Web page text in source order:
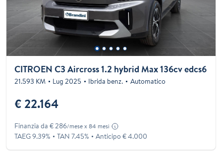
CITROEN C3 Aircross 1.2 hybrid Max 136cv edcs6
21.593 KM Lug 2025 Ibrida benz. Automatico
€ 22.164
Finanzia da € 286/mese x 84 mesi
TAEG 9.39% TAN 7.45% Anticipo € 4.000